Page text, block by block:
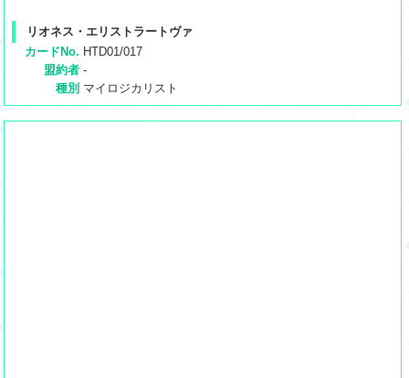
リオネス・エリストラートヴァ
カードNo. HTD01/017
盟約者 -
種別 マイロジカリスト